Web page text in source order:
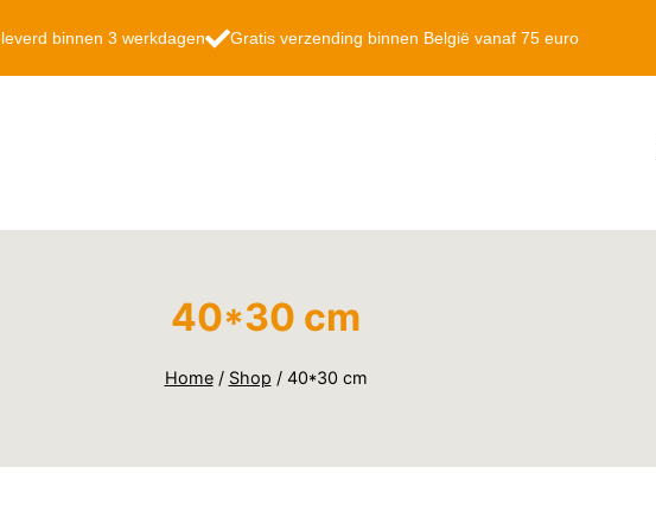
binnen 3 werkdagen Gratis verzending binnen België vanaf 75 euro
40*30 cm
Home / Shop / 40*30 cm